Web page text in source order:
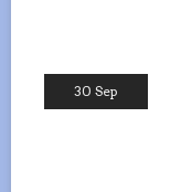
30 Sep